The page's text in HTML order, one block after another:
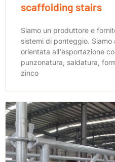
scaffolding stairs
Siamo un produttore e
sistemi di ponteggio. Siamo
orientata all'esportazione
punzonatura, saldatura,
zinco